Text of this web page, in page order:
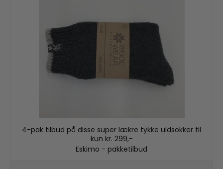
4-pak tilbud på disse super lækre tykke uldsokker til
kun kr. 299,-
Eskimo - pakketilbud